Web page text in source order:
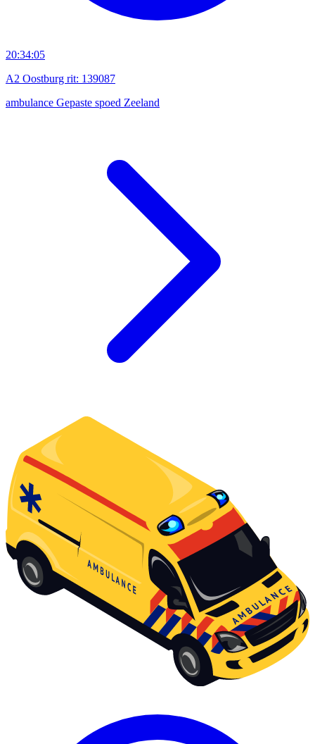
20:34:05
A2 Oostburg rit: 139087
ambulance Gepaste spoed Zeeland